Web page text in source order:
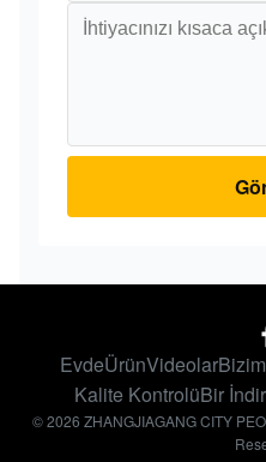
EvdeÜrünVideolar
Kalite KontrolüBir
© 2026 ZHANGJIAGANG CITY